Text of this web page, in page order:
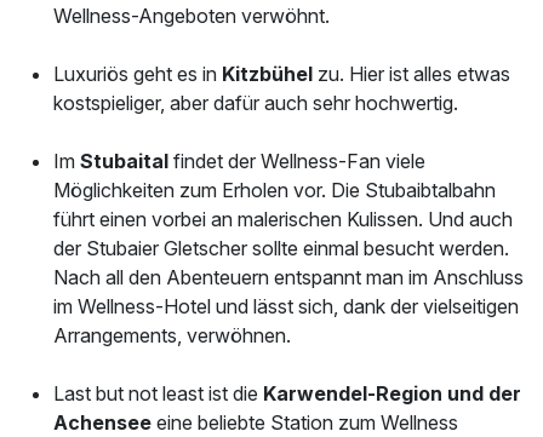
Wellness-Angeboten verwöhnt.
Luxuriös geht es in Kitzbühel zu. Hier ist alles etwas
kostspieliger, aber dafür auch sehr hochwertig.
Im Stubaital findet der Wellness-Fan viele
Möglichkeiten zum Erholen vor. Die Stubaibtalbahn
führt einen vorbei an malerischen Kulissen. Und auch
der Stubaier Gletscher sollte einmal besucht werden.
Nach all den Abenteuern entspannt man im Anschluss
im Wellness-Hotel und lässt sich, dank der vielseitigen
Arrangements, verwöhnen.
Last but not least ist die Karwendel-Region und der
Achensee eine beliebte Station zum Wellness